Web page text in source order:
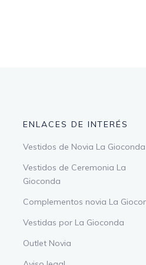
ENLACES DE INTERÉS
Vestidos de Novia La Gioconda
Vestidos de Ceremonia La
Gioconda
Complementos novia La
Vestidas por La Gioconda
Outlet Novia